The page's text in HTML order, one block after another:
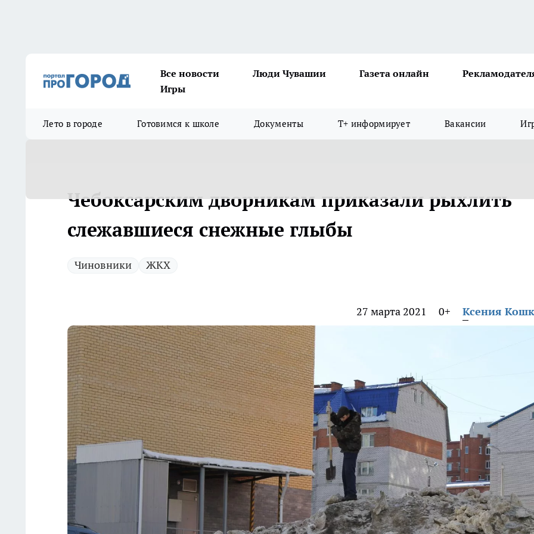
Все новости Люди Чувашии Газета онлайн
Игры
Лето в городе Готовимся к школе Документы Т+ информирует Вакансии
Чебоксарским дворникам приказали рыхлить
слежавшиеся снежные глыбы
Чиновники ЖКХ
27 марта 2021 0+ Ксения